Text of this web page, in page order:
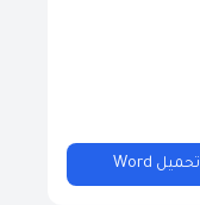
تحميل Word